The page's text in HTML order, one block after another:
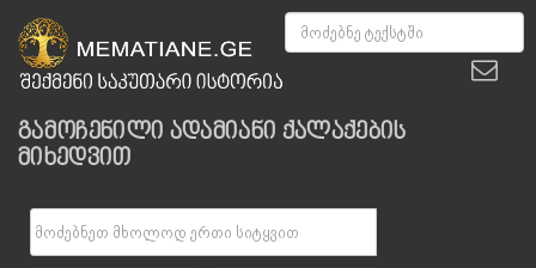
გამოჩენილი ადამიანი ქალაქების
მიხედვით